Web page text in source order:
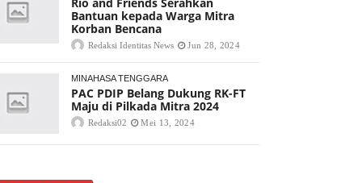
Bantuan kepada Warga Mitra
Korban Bencana
Redaksi Identitas News Jun 28, 2024
MINAHASA TENGGARA
PAC PDIP Belang Dukung RK-FT
Maju di Pilkada Mitra 2024
Redaksi02 Mei 13, 2024